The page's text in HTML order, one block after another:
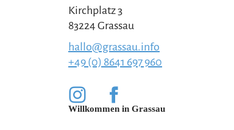
Willkommen in Grassau
Kirchplatz 3
83224 Grassau
hallo@grassau.info
+49 (0) 8641 697 960